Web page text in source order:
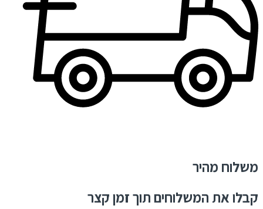
משלוח מהיר
קבלו את המשלוחים תוך זמן קצר